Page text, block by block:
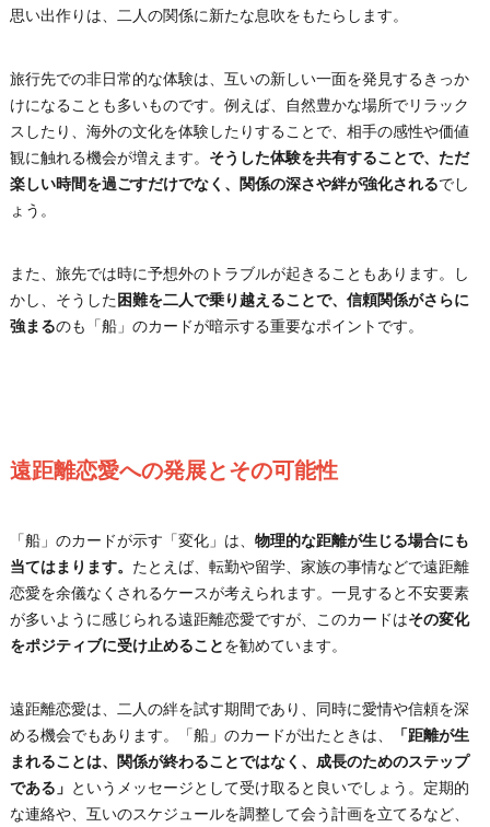
思い出作りは、二人の関係に新たな息吹をもたらします。
旅行先での非日常的な体験は、互いの新しい一面を発見するきっか
けになることも多いものです。例えば、自然豊かな場所でリラック
スしたり、海外の文化を体験したりすることで、相手の感性や価値
観に触れる機会が増えます。 そうした体験を共有することで、ただ
楽しい時間を過ごすだけでなく、関係の深さや絆が強化されるでし
ょう。
また、旅先では時に予想外のトラブルが起きることもあります。し
かし、そうした困難を二人で乗り越えることで、信頼関係がさらに
強まるのも「船」のカードが暗示する重要なポイントです。
遠距離恋愛への発展とその可能性
「船」のカードが示す「変化」は、 物理的な距離が生じる場合にも
当てはまります。 たとえば、転勤や留学、家族の事情などで遠距離
恋愛を余儀なくされるケースが考えられます。一見すると不安要素
が多いように感じられる遠距離恋愛ですが、このカードはその変化
をポジティブに受け止めることを勧めています。
遠距離恋愛は、二人の絆を試す期間であり、同時に愛情や信頼を深
める機会でもあります。「船」のカードが出たときは、
「距離が生
まれることは、関係が終わることではなく、成長のためのステップ
である」 というメッセージとして受け取ると良いでしょう。定期的
な連絡や、互いのスケジュールを調整して会う計画を立てるなど、